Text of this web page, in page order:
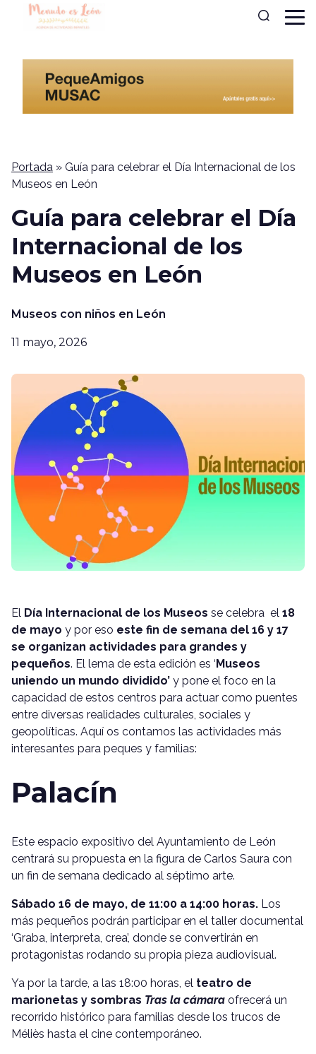
Portada » Guía para celebrar el Día Internacional de los
Museos en León
Guía para celebrar el Día
Internacional de los
Museos en León
Museos con niños en León
11 mayo, 2026
El Día Internacional de los Museos se celebra el 18
de mayo y por eso este fin de semana del 16 y 17
se organizan actividades para grandes y
pequeños. El lema de esta edición es ‘Museos
uniendo un mundo dividido’ y pone el foco en la
capacidad de estos centros para actuar como puentes
entre diversas realidades culturales, sociales y
geopolíticas. Aquí os contamos las actividades más
interesantes para peques y familias:
Palacín
Este espacio expositivo del Ayuntamiento de León
centrará su propuesta en la figura de Carlos Saura con
un fin de semana dedicado al séptimo arte.
Sábado 16 de mayo, de 11:00 a 14:00 horas. Los
más pequeños podrán participar en el taller documental
‘Graba, interpreta, crea’, donde se convertirán en
protagonistas rodando su propia pieza audiovisual.
Ya por la tarde, a las 18:00 horas, el teatro de
marionetas y sombras Tras la cámara ofrecerá un
recorrido histórico para familias desde los trucos de
Méliès hasta el cine contemporáneo.